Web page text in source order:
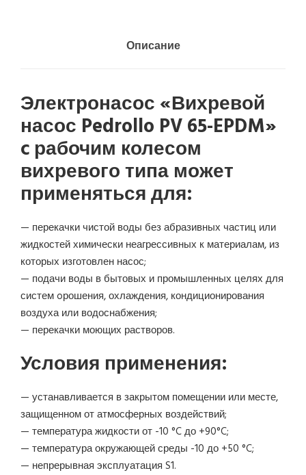
Описание
Электронасос «Вихревой
насос Pedrollo PV 65-EPDM»
c рабочим колесом
вихревого типа может
применяться для:
— перекачки чистой воды без абразивных частиц или
жидкостей химически неагрессивных к материалам, из
которых изготовлен насос;
— подачи воды в бытовых и промышленных целях для
систем oрошения, охлаждения, кондиционирования
воздуха или водоснабжения;
— перекачки моющих растворов.
Условия применения:
— устанавливается в закрытом помещении или месте,
защищенном от атмосферных воздействий;
— температура жидкости от -10 °C до +90°C;
— температура окружающей среды -10 до +50 °C;
— непрерывная эксплуатация S1.